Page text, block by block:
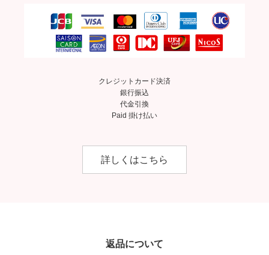
クレジットカード決済
銀行振込
代金引換
Paid 掛け払い
詳しくはこちら
返品について